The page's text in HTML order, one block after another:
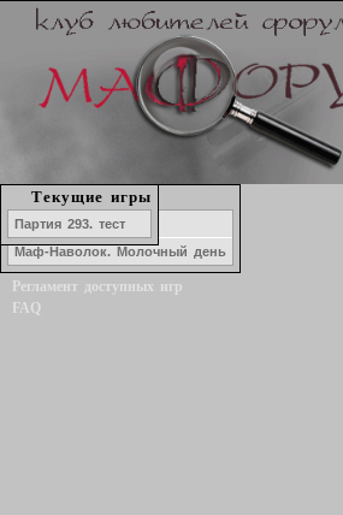
История игр
Форум
Статистика игроков
Регламент доступных игр
FAQ
Набор в игру
Озеро ЛжеКомо
Маф-Наволок. Молочный день
Текущие игры
Партия 293. тест